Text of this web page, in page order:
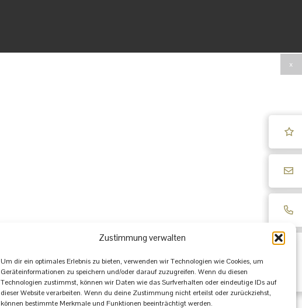
Zustimmung verwalten
Um dir ein optimales Erlebnis zu bieten, verwenden wir Technologien wie Cookies, um
Geräteinformationen zu speichern und/oder darauf zuzugreifen. Wenn du diesen
Technologien zustimmst, können wir Daten wie das Surfverhalten oder eindeutige IDs auf
dieser Website verarbeiten. Wenn du deine Zustimmung nicht erteilst oder zurückziehst,
können bestimmte Merkmale und Funktionen beeinträchtigt werden.
x